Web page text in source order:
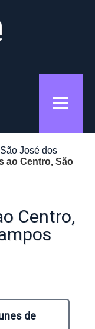
São José dos
ao Centro, São
Centro,
de